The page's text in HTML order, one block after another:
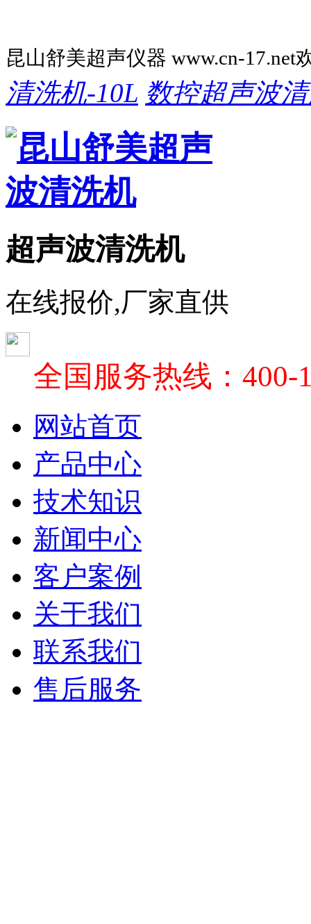
昆山舒美超声仪器 www.cn-17.net
清洗机-10L 数控超声波
超声波清洗机
在线报价,厂家直供
全国服务热线：400-
网站首页
产品中心
技术知识
新闻中心
客户案例
关于我们
联系我们
售后服务